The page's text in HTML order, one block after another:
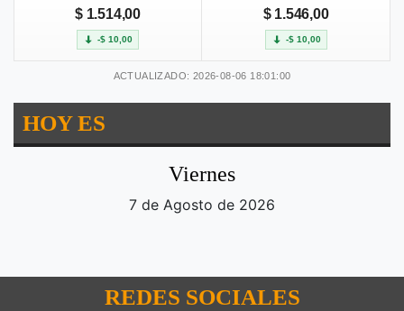
$ 1.514,00
-$ 10,00
$ 1.546,00
-$ 10,00
ACTUALIZADO: 2026-08-06 18:01:00
HOY ES
Viernes
7 de Agosto de 2026
REDES SOCIALES